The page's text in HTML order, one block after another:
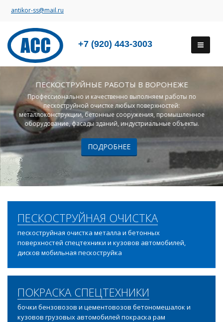
antikor-ss@mail.ru
+7 (920) 443-3003
ПЕСКОСТРУЙНЫЕ РАБОТЫ В ВОРОНЕЖЕ
Профессионально и качественно выполняем работы по
пескоструйной очистке любых поверхностей:
металлоконструкции, бетонные сооружения, промышленное
оборудование, фасады зданий, индустриальные объекты.
ПОДРОБНЕЕ
ПЕСКОСТРУЙНАЯ ОЧИСТКА
пескоструйная очистка металла и бетонных
поверхностей спецтехники и кузовов автомобилей,
дисков мобильная пескоструйка
ПОКРАСКА СПЕЦТЕХНИКИ
бочки бензовозов и цементовозов бетономешалок и
кузовов грузовых автомобилей покраска рам